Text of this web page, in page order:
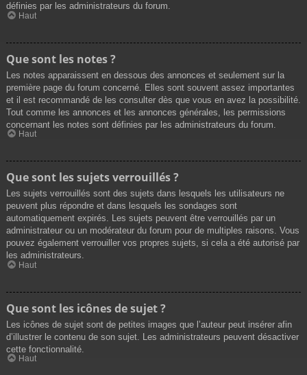
définies par les administrateurs du forum.
Haut
Que sont les notes ?
Les notes apparaissent en dessous des annonces et seulement sur la
première page du forum concerné. Elles sont souvent assez importantes
et il est recommandé de les consulter dès que vous en avez la possibilité.
Tout comme les annonces et les annonces générales, les permissions
concernant les notes sont définies par les administrateurs du forum.
Haut
Que sont les sujets verrouillés ?
Les sujets verrouillés sont des sujets dans lesquels les utilisateurs ne
peuvent plus répondre et dans lesquels les sondages sont
automatiquement expirés. Les sujets peuvent être verrouillés par un
administrateur ou un modérateur du forum pour de multiples raisons. Vous
pouvez également verrouiller vos propres sujets, si cela a été autorisé par
les administrateurs.
Haut
Que sont les icônes de sujet ?
Les icônes de sujet sont de petites images que l’auteur peut insérer afin
d’illustrer le contenu de son sujet. Les administrateurs peuvent désactiver
cette fonctionnalité.
Haut